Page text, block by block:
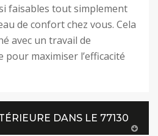
faisables tout simplement
de confort chez vous. Cela
avec un travail de
maximiser l’efficacité
DANS LE 77130